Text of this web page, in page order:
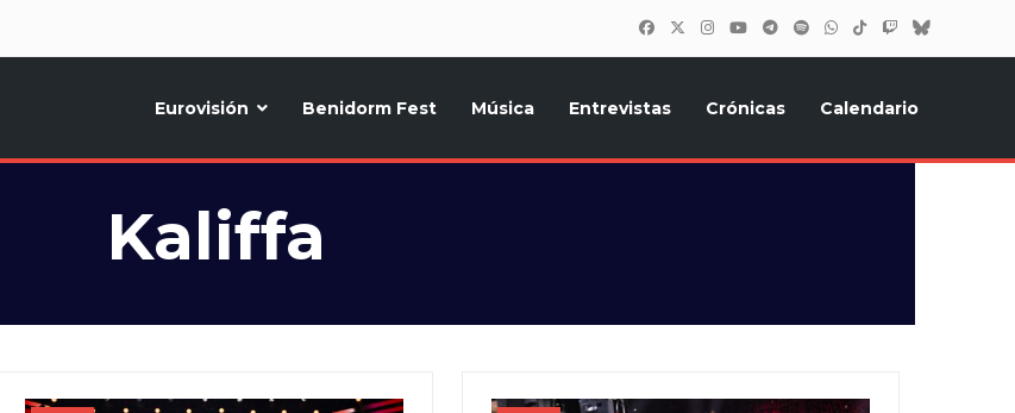
Eurovisión Benidorm Fest Música Entrevistas Crónicas Calendario
Kaliffa